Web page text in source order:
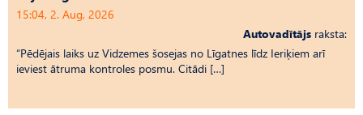
15:04, 2. Aug, 2026
Autovadītājs raksta:
“Pēdējais laiks uz Vid­ze­mes šosejas no Līgatnes līdz Ieriķiem arī
ieviest ātruma kontroles posmu. Citādi […]